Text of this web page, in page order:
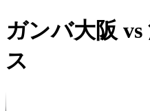
ガンバ大阪 vs
ス